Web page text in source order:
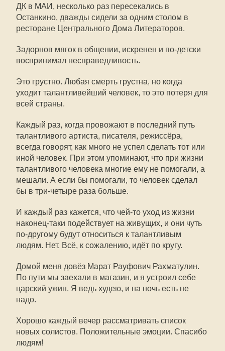
ДК в МАИ, несколько раз пересекались в
Останкино, дважды сидели за одним столом в
ресторане Центрального Дома Литераторов.
Задорнов мягок в общении, искренен и по-детски
воспринимал несправедливость.
Это грустно. Любая смерть грустна, но когда
уходит талантливейший человек, то это потеря для
всей страны.
Каждый раз, когда провожают в последний путь
талантливого артиста, писателя, режиссёра,
всегда говорят, как много не успел сделать тот или
иной человек. При этом упоминают, что при жизни
талантливого человека многие ему не помогали, а
мешали. А если бы помогали, то человек сделал
бы в три-четыре раза больше.
И каждый раз кажется, что чей-то уход из жизни
наконец-таки подействует на живущих, и они чуть
по-другому будут относиться к талантливым
людям. Нет. Всё, к сожалению, идёт по кругу.
Домой меня довёз Марат Рауфович Рахматулин.
По пути мы заехали в магазин, и я устроил себе
царский ужин. Я ведь худею, и на ночь есть не
надо.
Хорошо каждый вечер рассматривать список
новых солистов. Положительные эмоции. Спасибо
людям!